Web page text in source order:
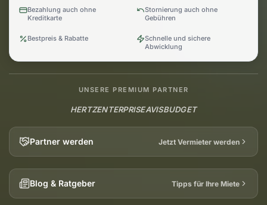
Bezahlung auch ohne
Kreditkarte
Stornierung auch ohne
Gebühren
Bestpreis & Rabatte
Schnelle und sichere
Abwicklung
UNSERE PREMIUM PARTNER
HERTZENTERPRISEAVISBUDGET
Partner werden Jetzt Vermieter werden
Blog & Ratgeber Tipps für Ihre Miete